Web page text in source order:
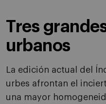
Tres
urbanos
La edición actual del
urbes afrontan el
una mayor